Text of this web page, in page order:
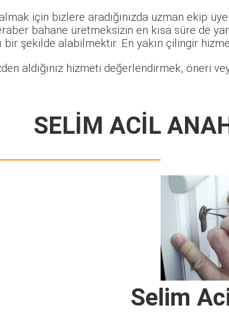
için bizlere aradığınızda uzman ekip
bahane üretmeksizin en kısa süre de
bir şekilde alabilmektir. En yakın çilingir
aldığınız hizmeti değerlendirmek, öneri
SELİM ACİL
Selim